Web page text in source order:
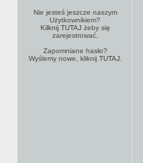
Nie jesteś jeszcze naszym
Użytkownikiem?
Kilknij TUTAJżeby się
zarejestrować.
Zapomniane hasło?
Wyślemy nowe, kliknij TUTAJ.